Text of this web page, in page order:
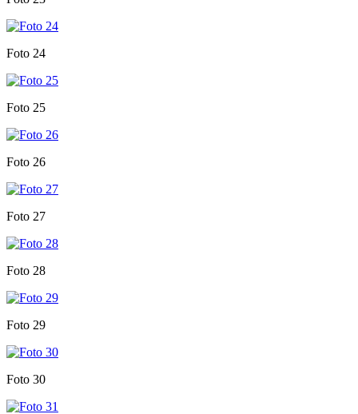
Foto 24
Foto 25
Foto 26
Foto 27
Foto 28
Foto 29
Foto 30